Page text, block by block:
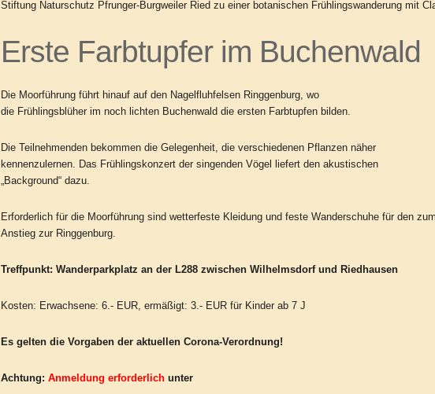
Stiftung Naturschutz Pfrunger-Burgweiler Ried zu einer botanischen Frühlingswanderung mit
Erste Farbtupfer im Buchenwald
Die Moorführung führt hinauf auf den Nagelfluhfelsen Ringgenburg, wo
die Frühlingsblüher im noch lichten Buchenwald die ersten Farbtupfen bilden.
Die Teilnehmenden bekommen die Gelegenheit, die verschiedenen Pflanzen näher
kennenzulernen. Das Frühlingskonzert der singenden Vögel liefert den akustischen
„Background“ dazu.
Erforderlich für die Moorführung sind wetterfeste Kleidung und feste Wanderschuhe für den
Anstieg zur Ringgenburg.
Treffpunkt: Wanderparkplatz an der L288 zwischen Wilhelmsdorf und Riedhausen
Kosten: Erwachsene: 6.- EUR, ermäßigt: 3.- EUR für Kinder ab 7 J
Es gelten die Vorgaben der aktuellen Corona-Verordnung!
Achtung: Anmeldung erforderlichunter